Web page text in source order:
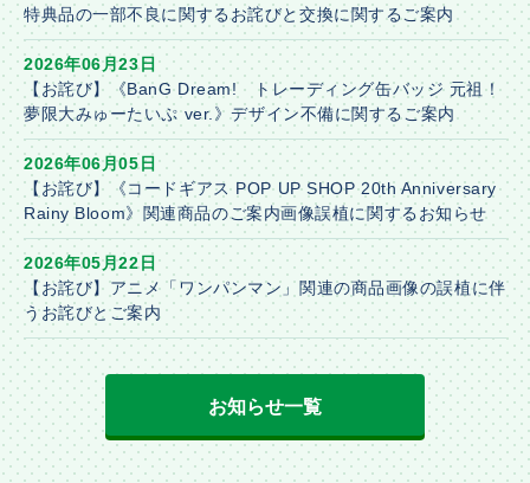
特典品の一部不良に関するお詫びと交換に関するご案内
2026年06月23日
【お詫び】《BanG Dream! トレーディング缶バッジ 元祖！
夢限大みゅーたいぷ ver.》デザイン不備に関するご案内
2026年06月05日
【お詫び】《コードギアス POP UP SHOP 20th Anniversary
Rainy Bloom》関連商品のご案内画像誤植に関するお知らせ
2026年05月22日
【お詫び】アニメ「ワンパンマン」関連の商品画像の誤植に伴
うお詫びとご案内
お知らせ一覧